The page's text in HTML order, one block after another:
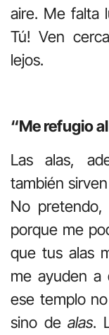
aire. Me falta
Tú! Ven
lejos.
“Me refugio
Las alas,
también
No pretendo,
porque me
que tus alas
me ayuden a
ese templo
sino dealas.